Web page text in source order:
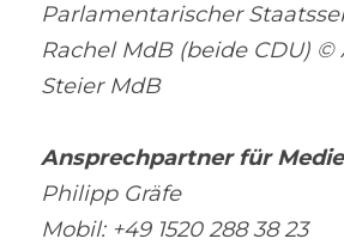
Parlamentarischer
Rachel MdB (beide CDU) ©
Steier MdB
Ansprechpartner für
Philipp Gräfe
Mobil: +49 1520 288 38 23